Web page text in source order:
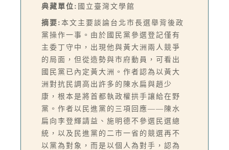
典藏單位: 國立臺灣文學館
摘要: 本文主要談論台北市長選舉背後政
黨操作一事。由於國民黨參選登記僅有
主委丁守中，出現他與黃大洲兩人競爭
的局面，但從造勢與市府動員，可看出
國民黨已內定黃大洲。作者認為以黃大
洲對抗民調高出許多的陳水扁與趙少
康，根本是將首都執政權拱手讓給在野
黨。作者以民進黨的三項回應——陳水
扁向李登輝請益、施明德不參選民選總
統，以及民進黨的二市一省的競選再不
以黨為對象，而是以個人為對手，認為